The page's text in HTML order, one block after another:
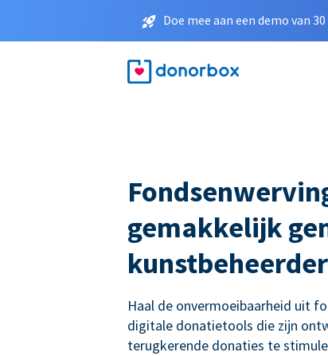
Doe mee aan een demo van
gemakkelijk
Haal de onvermoeibaarheid uit
digitale donatietools die zijn
terugkerende donaties te